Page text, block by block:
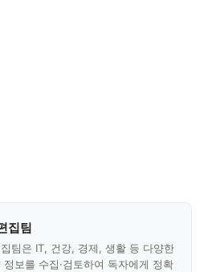
집팀
팀은 IT, 건강, 경제, 생활 등 다양한
정보를 수집·검토하여 독자에게 정확